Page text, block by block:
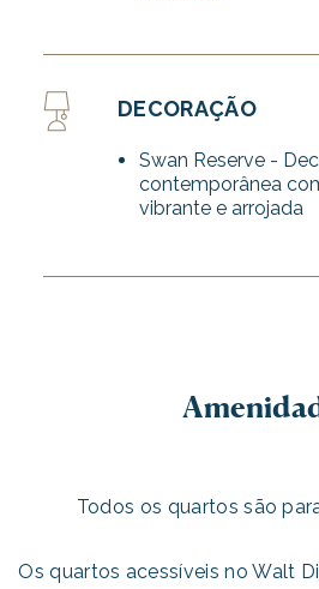
DECORAÇÃO
Swan Reserve -
contemporânea
vibrante e arrojada
Todos os quartos são
Os quartos acessíveis no Walt